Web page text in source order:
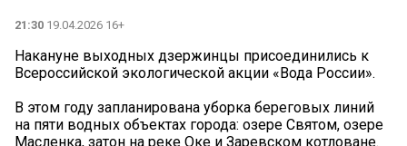
21:30 19.04.2026 16+
Накануне выходных дзержинцы присоединились к
Всероссийской экологической акции «Вода России».
В этом году запланирована уборка береговых линий
на пяти водных объектах города: озере Святом, озере
Масленка, затон на реке Оке и Заревском котловане.